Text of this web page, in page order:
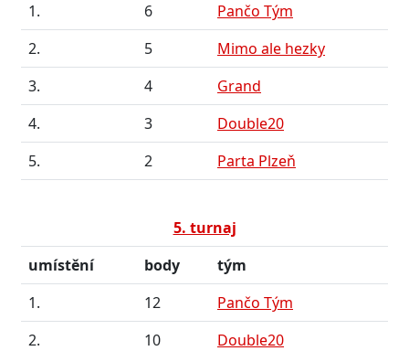
1.
6
Pančo Tým
2.
5
Mimo ale hezky
3.
4
Grand
4.
3
Double20
5.
2 Parta Plzeň
5. turnaj
umístění
body
tým
1.
12
Pančo Tým
2.
10
Double20